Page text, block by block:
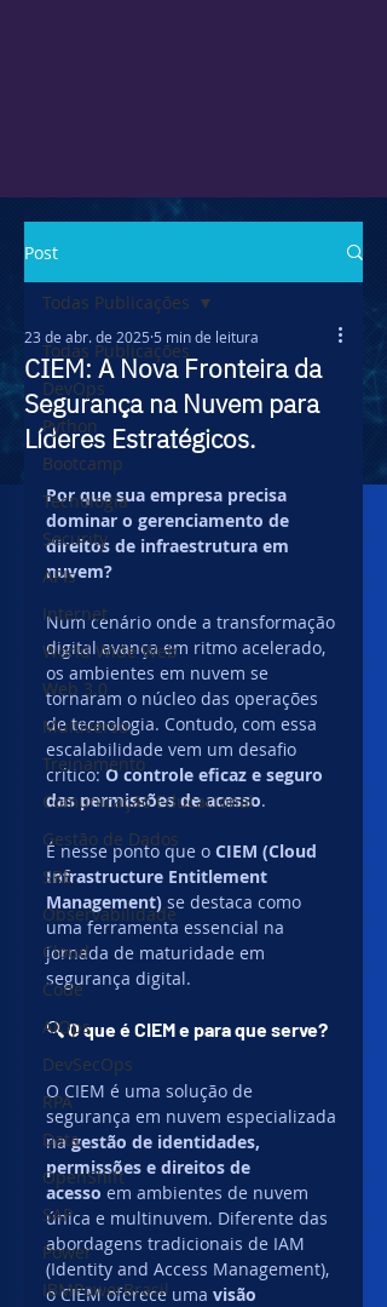
Post
Todas Publicações
DevOps
Python
Bootcamp
Tecnologia
Security
APIs
Internet
World Wide Web
Web 3.0
Multiverso
Treinamento
Comunicação Educacional
Gestão de Dados
SRE
Observabilidade
Cloud
Code
AIOps
DevSecOps
RPA
Data
OpenShift
SAP
Power
IBMPowerBrasil
Todas Publicações
CIEM: A Nova Fronteira da
Segurança na Nuvem para
Líderes Estratégicos.
23 de abr. de 2025 5 min de leitura
Por que sua empresa precisa
dominar o gerenciamento de
direitos de infraestrutura em
nuvem?
Num cenário onde a transformação
digital avança em ritmo acelerado,
os ambientes em nuvem se
tornaram o núcleo das operações
de tecnologia. Contudo, com essa
escalabilidade vem um desafio
crítico: O controle eficaz e seguro
das permissões de acesso.
É nesse ponto que o CIEM (Cloud
Infrastructure Entitlement
Management) se destaca como
uma ferramenta essencial na
jornada de maturidade em
segurança digital.
🔍 O que é CIEM e para que serve?
O CIEM é uma solução de
segurança em nuvem especializada
na gestão de identidades,
permissões e direitos de
acesso em ambientes de nuvem
única e multinuvem. Diferente das
abordagens tradicionais de IAM
(Identity and Access Management),
o CIEM oferece uma visão